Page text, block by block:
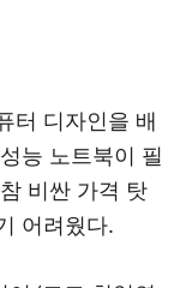
터 디자인을 배
능 노트북이 필
비싼 가격 탓
어려웠다.